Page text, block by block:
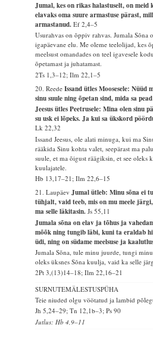
Jumal, kes on rikas halastuselt, on meid
elavaks oma suure armastuse pärast,
armastanud.Ef 2,4–5
Usurahvas on õppiv rahvas. Jumala
igapäevane elu. Me oleme teelolijad, kes
meelsust omandades on teel igavesele
õpetamast ja juhatamast.
2Ts 1,3–12; Ilm 22,1–5
20. ReedeIssand ütles Moosesele: Nüüd
sinu suule ning õpetan sind, mida sa
Jeesus ütles Peetrusele: Mina olen sinu
su usk ei lõpeks. Ja kui sa ükskord
Lk 22,32
Issand Jeesus, ole alati minuga, kui ma
rääkida Sinu kohta valet, seepärast ma
suule, et ma õigust räägiksin, et see oleks
kuulajatele.
Hb 13,17–21; Ilm 22,6–15
21. LaupäevJumal ütleb: Minu sõna ei
tühjalt, vaid teeb, mis on mu meele
ma selle läkitasin.Js 55,11
Jumala sõna on elav ja tõhus ja
mõõk ning tungib läbi, kuni ta eraldab
üdi, ning on südame meelsuse ja
Jumala Sõna, tule minu juurde, tungi
oleks üksnes Sõna kuulja, vaid ka selle
2Pt 3,(13)14–18; Ilm 22,16–21
SURNUTEMÄLESTUSPÜHA
Teie niuded olgu vöötatud ja lambid
Jh 5,24–29; Tn 12,1b–3; Ps 90
Jutlus: Hb 4,9–11